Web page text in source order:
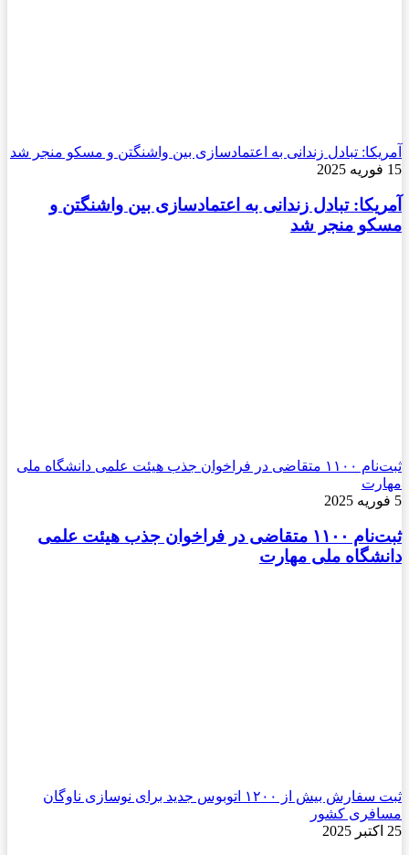
آمریکا: تبادل زندانی به اعتمادسازی بین واشنگتن و مسکو منجر شد
15 فوریه 2025
آمریکا: تبادل زندانی به اعتمادسازی بین واشنگتن و
مسکو منجر شد
ثبت‌نام ۱۱۰۰ متقاضی در فراخوان جذب هیئت علمی دانشگاه ملی
مهارت
5 فوریه 2025
ثبت‌نام ۱۱۰۰ متقاضی در فراخوان جذب هیئت علمی
دانشگاه ملی مهارت
ثبت سفارش بیش از ۱۲۰۰ اتوبوس جدید برای نوسازی ناوگان
مسافری کشور
25 اکتبر 2025